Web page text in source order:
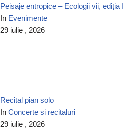
Peisaje entropice – Ecologii vii, ediția I
In Evenimente
29 iulie , 2026
Recital pian solo
InConcerte si recitaluri
29 iulie , 2026